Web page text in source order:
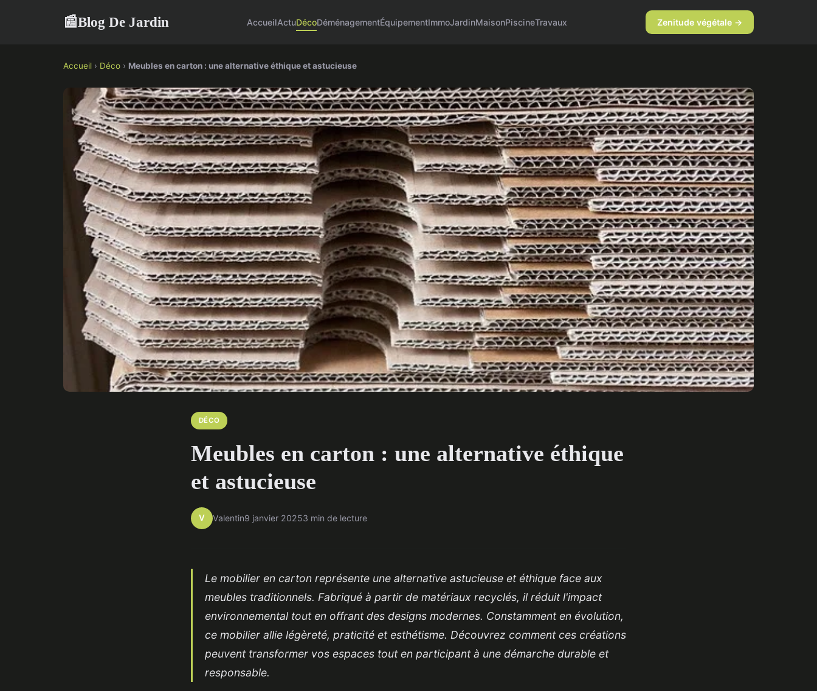
📰Blog De Jardin AccueilActuDécoDéménagementÉquipementImmoJardinMaisonPiscineTravaux Zenitude végétale →
Accueil › Déco › Meubles en carton : une alternative éthique et astucieuse
DÉCO
Meubles en carton : une alternative éthique
et astucieuse
V Valentin9 janvier 20253 min de lecture
Le mobilier en carton représente une alternative astucieuse et éthique face aux
meubles traditionnels. Fabriqué à partir de matériaux recyclés, il réduit l'impact
environnemental tout en offrant des designs modernes. Constamment en évolution,
ce mobilier allie légèreté, praticité et esthétisme. Découvrez comment ces créations
peuvent transformer vos espaces tout en participant à une démarche durable et
responsable.